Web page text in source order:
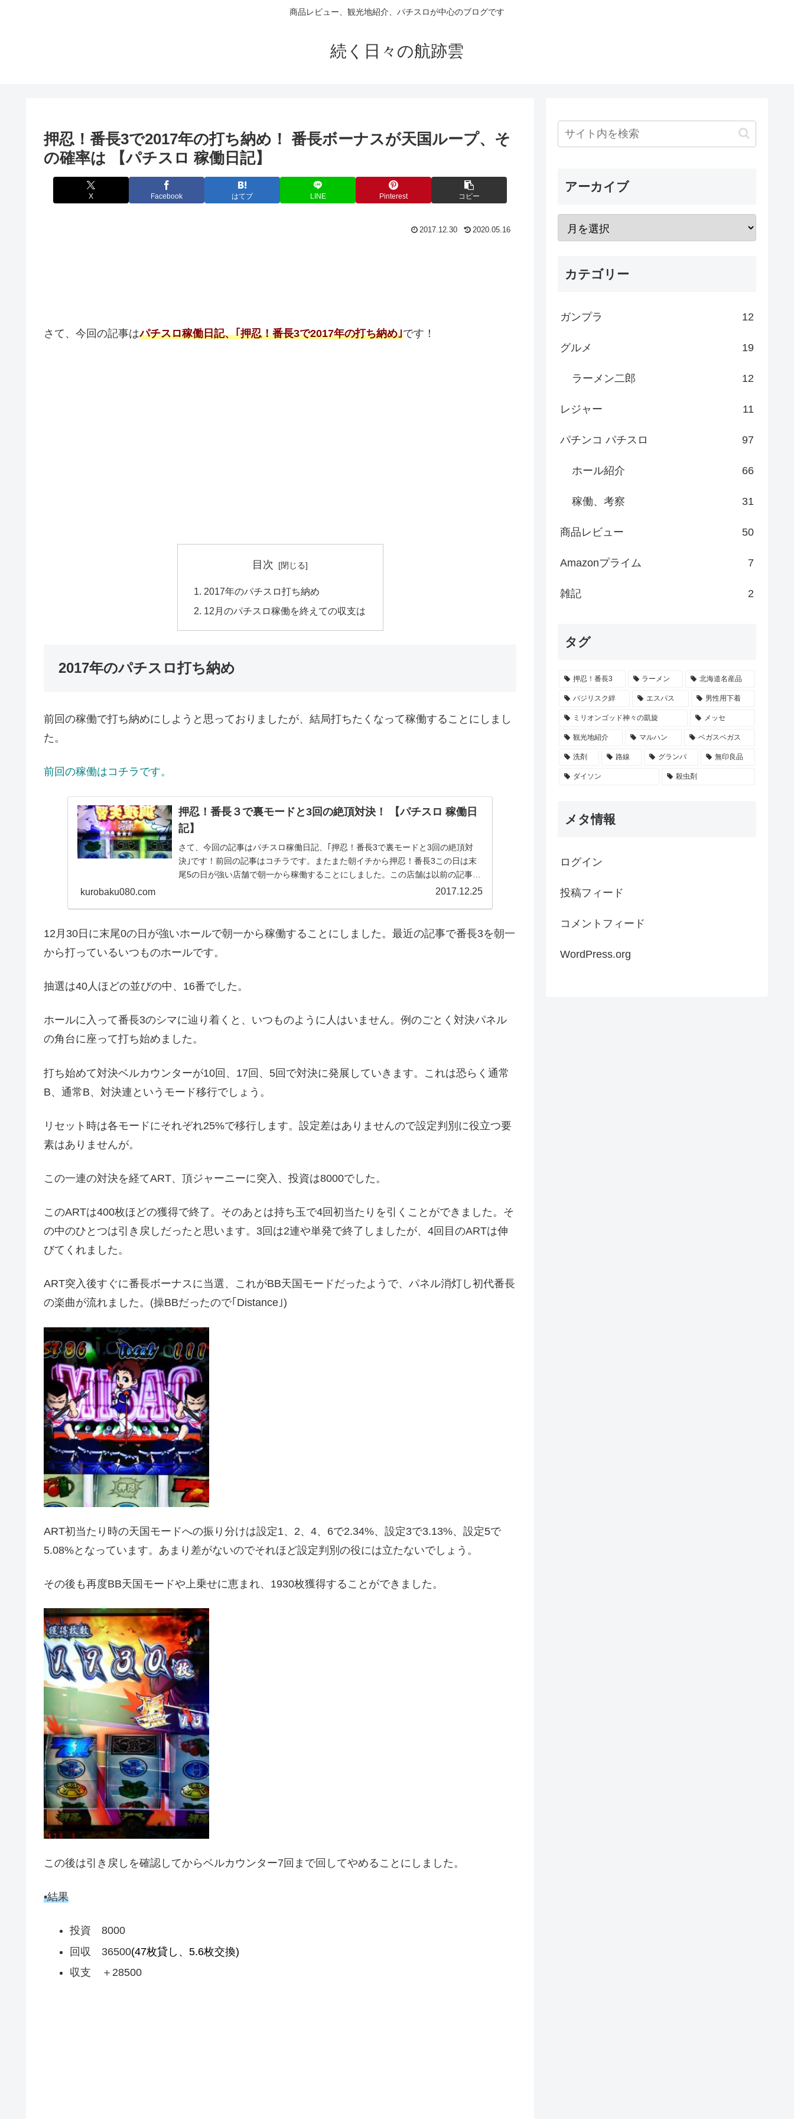
商品レビュー、観光地紹介、パチスロが中心のブログです
続く日々の航跡雲
押忍！番長3で2017年の打ち納め！ 番長ボーナスが天国ループ、そ
の確率は 【パチスロ 稼働日記】
X Facebook はてブ LINE Pinterest コピー
2017.12.30 2020.05.16
さて、今回の記事はパチスロ稼働日記、｢押忍！番長3で2017年の打ち納め｣です！
目次
2017年のパチスロ打ち納め
12月のパチスロ稼働を終えての収支は
2017年のパチスロ打ち納め
前回の稼働で打ち納めにしようと思っておりましたが、結局打ちたくなって稼働することにしまし
た。
前回の稼働はコチラです。
押忍！番長３で裏モードと3回の絶頂対決！ 【パチスロ 稼働日
記】
さて、今回の記事はパチスロ稼働日記、｢押忍！番長3で裏モードと3回の絶頂対
決｣です！前回の記事はコチラです。またまた朝イチから押忍！番長3この日は末
尾5の日が強い店舗で朝一から稼働することにしました。この店舗は以前の記事で
kurobaku080.com 2017.12.25
12月30日に末尾0の日が強いホールで朝一から稼働することにしました。最近の記事で番長3を朝一
から打っているいつものホールです。
抽選は40人ほどの並びの中、16番でした。
ホールに入って番長3のシマに辿り着くと、いつものように人はいません。例のごとく対決パネル
の角台に座って打ち始めました。
打ち始めて対決ベルカウンターが10回、17回、5回で対決に発展していきます。これは恐らく通常
B、通常B、対決連というモード移行でしょう。
リセット時は各モードにそれぞれ25%で移行します。設定差はありませんので設定判別に役立つ要
素はありませんが。
この一連の対決を経てART、頂ジャーニーに突入、投資は8000でした。
このARTは400枚ほどの獲得で終了。そのあとは持ち玉で4回初当たりを引くことができました。そ
の中のひとつは引き戻しだったと思います。3回は2連や単発で終了しましたが、4回目のARTは伸
びてくれました。
ART突入後すぐに番長ボーナスに当選、これがBB天国モードだったようで、パネル消灯し初代番長
の楽曲が流れました。(操BBだったので｢Distance｣)
ART初当たり時の天国モードへの振り分けは設定1、2、4、6で2.34%、設定3で3.13%、設定5で
5.08%となっています。あまり差がないのでそれほど設定判別の役には立たないでしょう。
その後も再度BB天国モードや上乗せに恵まれ、1930枚獲得することができました。
この後は引き戻しを確認してからベルカウンター7回まで回してやめることにしました。
•結果
投資 8000
回収 36500(47枚貸し、5.6枚交換)
収支 ＋28500
アーカイブ
カテゴリー
ガンプラ 12
グルメ 19
ラーメン二郎 12
レジャー 11
パチンコ パチスロ 97
ホール紹介 66
稼働、考察 31
商品レビュー 50
Amazonプライム 7
雑記 2
タグ
押忍！番長3 ラーメン 北海道名産品
バジリスク絆 エスパス 男性用下着
ミリオンゴッド神々の凱旋 メッセ
観光地紹介 マルハン ベガスベガス
洗剤 路線 グランパ 無印良品
ダイソン 殺虫剤
メタ情報
ログイン
投稿フィード
コメントフィード
WordPress.org